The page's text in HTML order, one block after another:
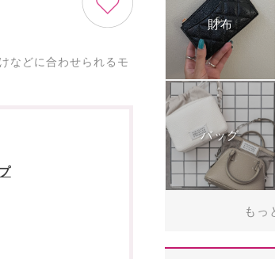
などに合わせられるモ
財布
バッグ
もっ